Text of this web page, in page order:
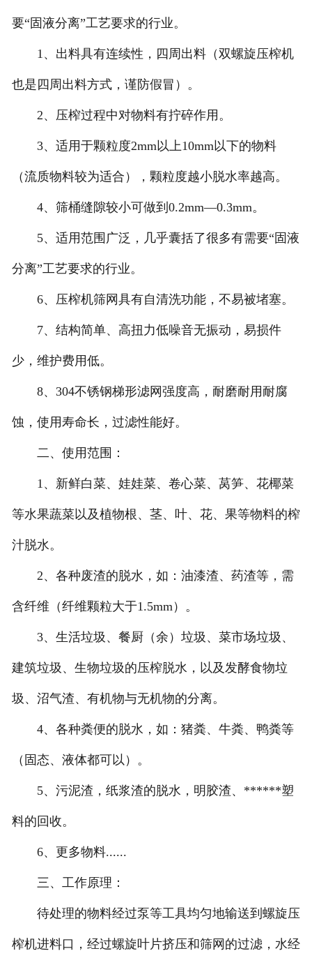
要“固液分离”工艺要求的行业。
1、出料具有连续性，四周出料（双螺旋压榨机
也是四周出料方式，谨防假冒）。
2、压榨过程中对物料有拧碎作用。
3、适用于颗粒度2mm以上10mm以下的物料
（流质物料较为适合），颗粒度越小脱水率越高。
4、筛桶缝隙较小可做到0.2mm—0.3mm。
5、适用范围广泛，几乎囊括了很多有需要“固液
分离”工艺要求的行业。
6、压榨机筛网具有自清洗功能，不易被堵塞。
7、结构简单、高扭力低噪音无振动，易损件
少，维护费用低。
8、304不锈钢梯形滤网强度高，耐磨耐用耐腐
蚀，使用寿命长，过滤性能好。
二、使用范围：
1、新鲜白菜、娃娃菜、卷心菜、莴笋、花椰菜
等水果蔬菜以及植物根、茎、叶、花、果等物料的榨
汁脱水。
2、各种废渣的脱水，如：油漆渣、药渣等，需
含纤维（纤维颗粒大于1.5mm）。
3、生活垃圾、餐厨（余）垃圾、菜市场垃圾、
建筑垃圾、生物垃圾的压榨脱水，以及发酵食物垃
圾、沼气渣、有机物与无机物的分离。
4、各种粪便的脱水，如：猪粪、牛粪、鸭粪等
（固态、液体都可以）。
5、污泥渣，纸浆渣的脱水，明胶渣、******塑
料的回收。
6、更多物料......
三、工作原理：
待处理的物料经过泵等工具均匀地输送到螺旋压
榨机进料口，经过螺旋叶片挤压和筛网的过滤，水经